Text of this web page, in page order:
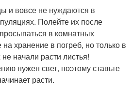
и вовсе не нуждаются в
Полейте их после
в комнатных
на хранение в погреб, но только в
начали расти листья!
нужен свет, поэтому ставьте
расти.